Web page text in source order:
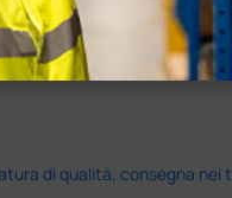
di qualità, consegna